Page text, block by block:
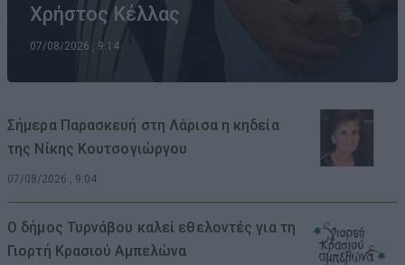
Χρήστος Κέλλας
07/08/2026 , 9:14
Σήμερα Παρασκευή στη Λάρισα η κηδεία
της Νίκης Κουτσογιώργου
07/08/2026 , 9:04
Ο δήμος Τυρνάβου καλεί εθελοντές για τη
Γιορτή Κρασιού Αμπελώνα